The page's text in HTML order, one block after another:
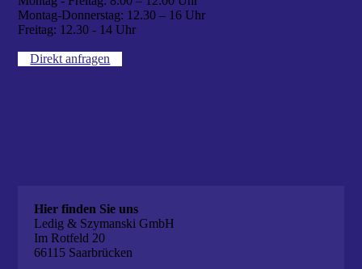
Montag-Donnerstag: 12.30 – 16 Uhr
Freitag: 12.30 - 14 Uhr
Direkt anfragen
Hier finden Sie uns
Ledig & Szymanski GmbH
Im Rotfeld 20
66115 Saarbrücken